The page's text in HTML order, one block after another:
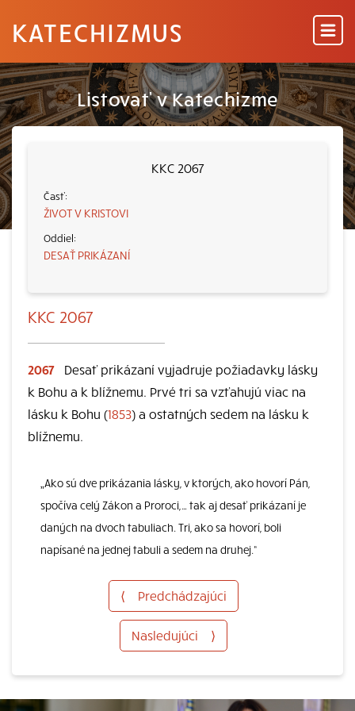
KATECHIZMUS
Listovať v Katechizme
KKC 2067
ŽIVOT V KRISTOVI
DESAŤ PRIKÁZANÍ
KKC 2067
2067
Desať prikázaní vyjadruje požiadavky lásky
k Bohu a k blížnemu. Prvé tri sa vzťahujú viac na
lásku k Bohu (1853) a ostatných sedem na lásku k
blížnemu.
„Ako sú dve prikázania lásky, v ktorých, ako hovorí Pán,
spočíva celý Zákon a Proroci,… tak aj desať prikázaní je
daných na dvoch tabuliach. Tri, ako sa hovorí, boli
napísané na jednej tabuli a sedem na druhej.“
⟨ Predchádzajúci
Nasledujúci ⟩